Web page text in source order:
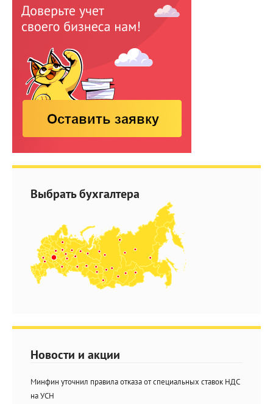
Выбрать бухгалтера
Новости и акции
Минфин уточнил правила отказа от специальных ставок НДС
на УСН